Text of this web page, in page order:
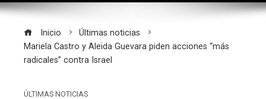
Inicio
Últimas noticias
Mariela Castro y Aleida Guevara piden acciones “más
radicales” contra Israel
ÚLTIMAS NOTICIAS